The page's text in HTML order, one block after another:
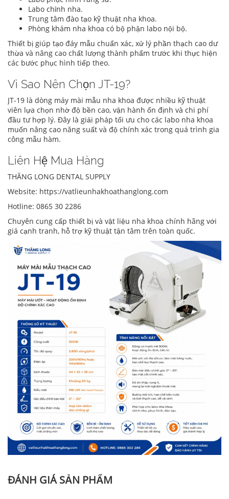
Labo chỉnh nha.
Trung tâm đào tạo kỹ thuật nha khoa.
Phòng khám nha khoa có bộ phận labo nội bộ.
Thiết bị giúp tạo đáy mẫu chuẩn xác, xử lý phần thạch cao dư
thừa và nâng cao chất lượng thành phẩm trước khi thực hiện
các bước phục hình tiếp theo.
Vì Sao Nên Chọn JT-19?
JT-19 là dòng máy mài mẫu nha khoa được nhiều kỹ thuật
viên lựa chọn nhờ độ bền cao, vận hành ổn định và chi phí
đầu tư hợp lý. Đây là giải pháp tối ưu cho các labo nha khoa
muốn nâng cao năng suất và độ chính xác trong quá trình gia
công mẫu hàm.
Liên Hệ Mua Hàng
THĂNG LONG DENTAL SUPPLY
Website: https://vatlieunhakhoathanglong.com
Hotline: 0865 30 2286
Chuyên cung cấp thiết bị và vật liệu nha khoa chính hãng với
giá cạnh tranh, hỗ trợ kỹ thuật tận tâm trên toàn quốc.
ĐÁNH GIÁ SẢN PHẨM